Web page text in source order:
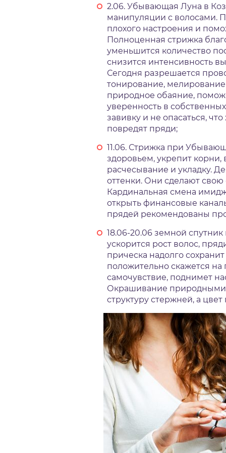
2.06. Убывающая Луна в
манипуляции с волосами.
плохого настроения и
Полноценная стрижка
уменьшится количество
снизится интенсивность
Сегодня разрешается
тонирование,
природное обаяние,
уверенность в
завивку и не опасаться,
повредят пряди;
11.06. Стрижка при
здоровьем, укрепит корни,
расчесывание и укладку.
оттенки. Они сделают
Кардинальная смена
открыть финансовые
прядей рекомендованы
18.06-20.06 земной
ускорится рост волос,
прическа надолго
положительно скажется
самочувствие, поднимет
Окрашивание природными
структуру стержней, а